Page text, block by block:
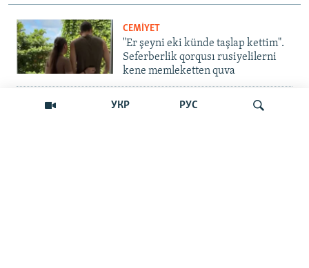
УКР РУС
CEMİYET
"Er şeyni eki künde taşlap kettim".
Seferberlik qorqusı rusiyelilerni
kene memleketten quva
İNSAN AQLARI